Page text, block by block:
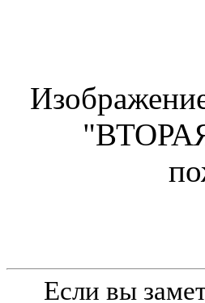
Если вы